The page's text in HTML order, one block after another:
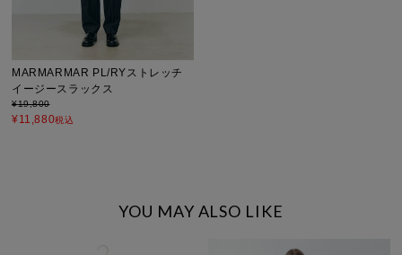
MARMARMAR PL/RYストレッチ
イージースラックス
¥19,800
¥11,880税込
YOU MAY ALSO LIKE